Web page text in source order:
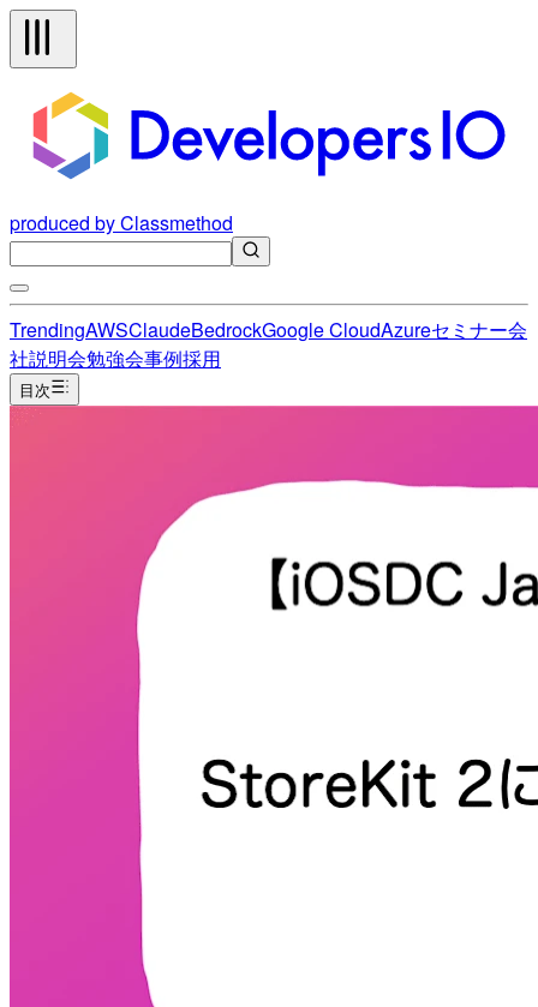
produced by Classmethod
TrendingAWSClaudeBedrockGoogle CloudAzureセミナー会
社説明会勉強会事例採用
目次